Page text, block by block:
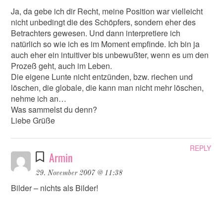
Ja, da gebe ich dir Recht, meine Position war vielleicht
nicht unbedingt die des Schöpfers, sondern eher des
Betrachters gewesen. Und dann interpretiere ich
natürlich so wie ich es im Moment empfinde. Ich bin ja
auch eher ein intuitiver bis unbewußter, wenn es um den
Prozeß geht, auch im Leben.
Die eigene Lunte nicht entzünden, bzw. riechen und
löschen, die globale, die kann man nicht mehr löschen,
nehme ich an…
Was sammelst du denn?
Liebe Grüße
Armin
29. November 2007 @ 11:38
Bilder – nichts als Bilder!
REPLY